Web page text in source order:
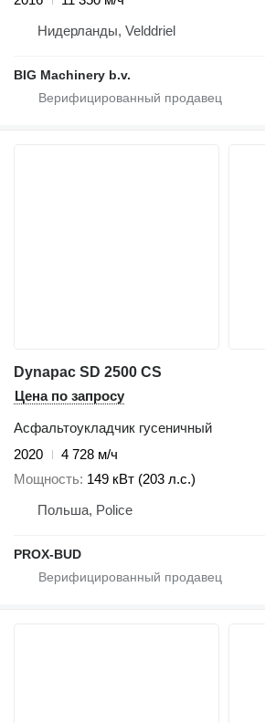
Нидерланды, Velddriel
BIG Machinery b.v.
Dynapac SD 2500 CS
Цена по запросу
Асфальтоукладчик гусеничный
2020
4 728 м/ч
Мощность 149 кВт (203 л.с.)
Польша, Police
PROX-BUD